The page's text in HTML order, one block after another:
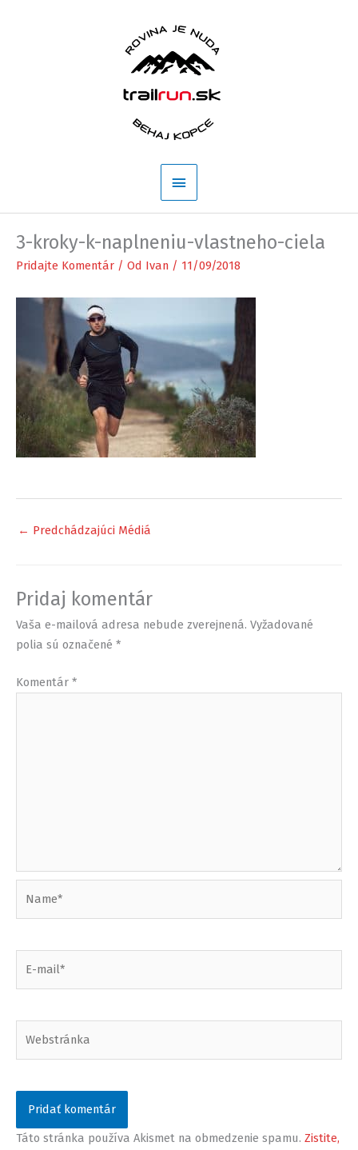
Hlavné
Menu
3-kroky-k-naplneniu-vlastneho-ciela
Pridajte Komentár / Od Ivan / 11/09/2018
← Predchádzajúci Médiá
Pridaj komentár
Vaša e-mailová adresa nebude zverejnená. Vyžadované
polia sú označené *
Komentár *
Táto stránka používa Akismet na obmedzenie spamu. Zistite,